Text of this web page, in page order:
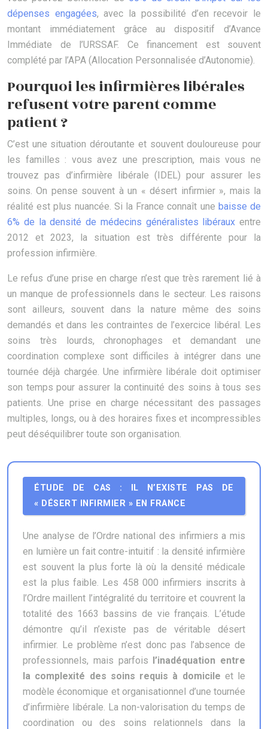
dépenses engagées, avec la possibilité d’en recevoir le
montant immédiatement grâce au dispositif d’Avance
Immédiate de l’URSSAF. Ce financement est souvent
complété par l’APA (Allocation Personnalisée d’Autonomie).
Pourquoi les infirmières libérales
refusent votre parent comme
patient ?
C’est une situation déroutante et souvent douloureuse pour
les familles : vous avez une prescription, mais vous ne
trouvez pas d’infirmière libérale (IDEL) pour assurer les
soins. On pense souvent à un « désert infirmier », mais la
réalité est plus nuancée. Si la France connaît une baisse de
6% de la densité de médecins généralistes libéraux entre
2012 et 2023, la situation est très différente pour la
profession infirmière.
Le refus d’une prise en charge n’est que très rarement lié à
un manque de professionnels dans le secteur. Les raisons
sont ailleurs, souvent dans la nature même des soins
demandés et dans les contraintes de l’exercice libéral. Les
soins très lourds, chronophages et demandant une
coordination complexe sont difficiles à intégrer dans une
tournée déjà chargée. Une infirmière libérale doit optimiser
son temps pour assurer la continuité des soins à tous ses
patients. Une prise en charge nécessitant des passages
multiples, longs, ou à des horaires fixes et incompressibles
peut déséquilibrer toute son organisation.
ÉTUDE DE CAS : IL N’EXISTE PAS DE
« DÉSERT INFIRMIER » EN FRANCE
Une analyse de l’Ordre national des infirmiers a mis
en lumière un fait contre-intuitif : la densité infirmière
est souvent la plus forte là où la densité médicale
est la plus faible. Les 458 000 infirmiers inscrits à
l’Ordre maillent l’intégralité du territoire et couvrent la
totalité des 1663 bassins de vie français. L’étude
démontre qu’il n’existe pas de véritable désert
infirmier. Le problème n’est donc pas l’absence de
professionnels, mais parfois l’inadéquation entre
la complexité des soins requis à domicile et le
modèle économique et organisationnel d’une tournée
d’infirmière libérale. La non-valorisation du temps de
coordination ou des soins relationnels dans la